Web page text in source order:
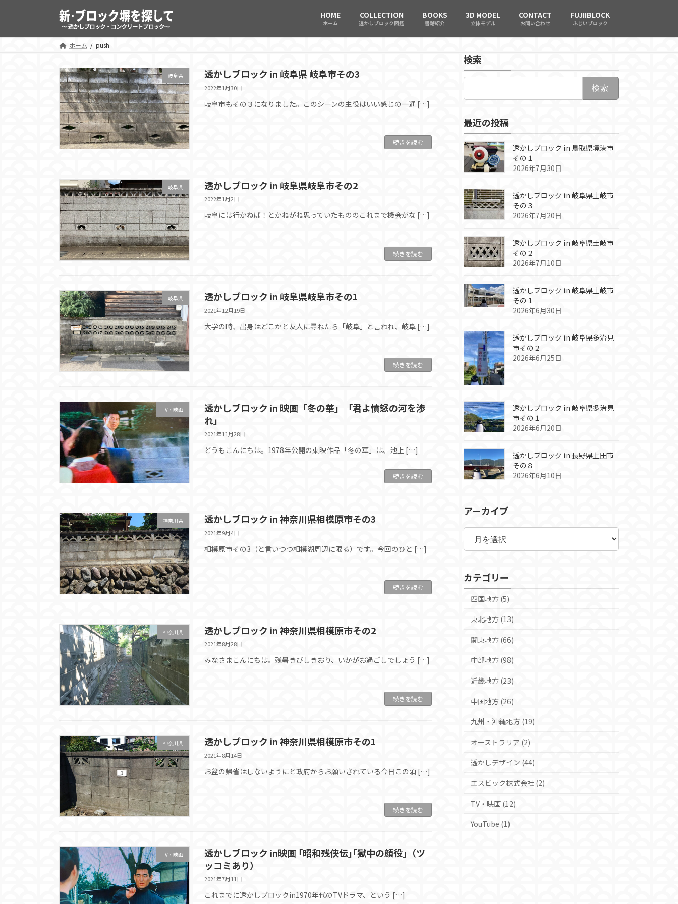
HOME
ホーム
COLLECTION
透かしブロック図鑑
BOOKS
書籍紹介
3D MODEL
立体モデル
CONTACT
お問い合わせ
FUJIIBLOCK
ふじいブロック
ホーム push
岐阜県 透かしブロック in 岐阜県 岐阜市その3
2022年1月30日
岐阜市もその３になりました。このシーンの主役はいい感じの一通 […]
続きを読む
岐阜県 透かしブロック in 岐阜県岐阜市その2
2022年1月2日
岐阜には行かねば！とかねがね思っていたもののこれまで機会がな […]
続きを読む
岐阜県 透かしブロック in 岐阜県岐阜市その1
2021年12月19日
大学の時、出身はどこかと友人に尋ねたら「岐阜」と言われ、岐阜 […]
続きを読む
TV・映画
透かしブロック in 映画「冬の華」「君よ憤怒の河を渉
れ」
2021年11月28日
どうもこんにちは。1978年公開の東映作品「冬の華」は、池上 […]
続きを読む
神奈川県 透かしブロック in 神奈川県相模原市その3
2021年9月4日
相模原市その3（と言いつつ相模湖周辺に限る）です。今回のひと […]
続きを読む
神奈川県 透かしブロック in 神奈川県相模原市その2
2021年8月28日
みなさまこんにちは。残暑きびしきおり、いかがお過ごしでしょう […]
続きを読む
神奈川県 透かしブロック in 神奈川県相模原市その1
2021年8月14日
お盆の帰省はしないようにと政府からお願いされている今日この頃 […]
続きを読む
TV・映画
透かしブロック in映画 ｢昭和残侠伝｣｢獄中の顔役｣（ツ
ッコミあり）
2021年7月11日
これまでに透かしブロックin1970年代のTVドラマ、という […]
検索
検
最近の投稿
透かしブロック in 鳥取県境港市
その１
2026年7月30日
透かしブロック in 岐阜県土岐市
その３
2026年7月20日
透かしブロック in 岐阜県土岐市
その２
2026年7月10日
透かしブロック in 岐阜県土岐市
その１
2026年6月30日
透かしブロック in 岐阜県多治見
市その２
2026年6月25日
透かしブロック in 岐阜県多治見
市その１
2026年6月20日
透かしブロック in 長野県上田市
その８
2026年6月10日
アーカイブ
ア
カ
ブ
カテゴリー
四国地方 (5)
東北地方 (13)
関東地方 (66)
中部地方 (98)
近畿地方 (23)
中国地方 (26)
九州・沖縄地方 (19)
オーストラリア (2)
透かしデザイン (44)
エスビック株式会社 (2)
TV・映画 (12)
YouTube (1)